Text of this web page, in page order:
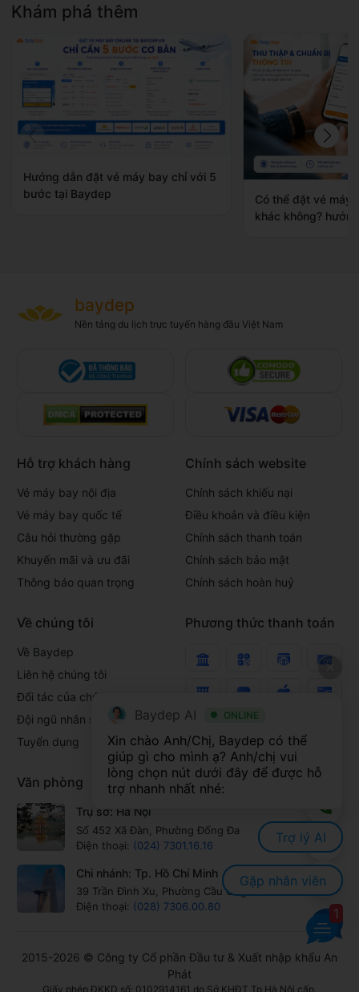
Khám phá thêm
Hướng dẫn đặt vé máy bay chỉ với 5
bước tại Baydep
Có thể đặt vé máy
khác không?
baydep
Nền tảng du lịch trực tuyến hàng đầu Việt Nam
Hỗ trợ khách hàng
Vé máy bay nội địa
Vé máy bay quốc tế
Câu hỏi thường gặp
Khuyến mãi và ưu đãi
Thông báo quan trọng
Chính sách website
Chính sách khiếu nại
Điều khoản và điều kiện
Chính sách thanh toán
Chính sách bảo mật
Chính sách hoàn huỷ
Về chúng tôi
Về Baydep
Liên hệ chúng tôi
Đối tác của chúng tôi
Đội ngũ nhân sự
Tuyển dụng
Phương thức thanh toán
Văn phòng
Trụ sở: Hà Nội
Số 452 Xã Đàn, Phường Đống Đa
Điện thoại: (024) 7301.16.16
Chi nhánh: Tp. Hồ Chí Minh
39 Trần Đình Xu, Phường Cầu Ông Lãnh
Điện thoại: (028) 7306.00.80
2015-2026 © Công ty Cổ phần Đầu tư & Xuất nhập khẩu An
Phát
Giấy phép ĐKKD số: 0102914161 do Sở KHĐT Tp Hà Nội cấp.
Baydep AI ONLINE
Xin chào Anh/Chị, Baydep có thể
giúp gì cho mình ạ? Anh/chị vui
lòng chọn nút dưới đây để được hỗ
trợ nhanh nhất nhé:
Trợ lý AI
Gặp nhân viên
1